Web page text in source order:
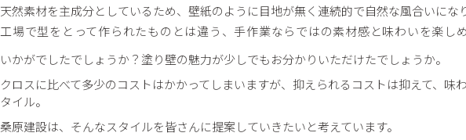
天然素材を主成分としているため、壁紙のように目地が無く連続的で自然な風合いにな
工場で型をとって作られたものとは違う、手作業ならではの素材感と味わいを楽し
いかがでしたでしょうか？塗り壁の魅力が少しでもお分かりいただけたでしょうか。
クロスに比べて多少のコストはかかってしまいますが、抑えられるコストは抑えて、味
タイル。
桑原建設は、そんなスタイルを皆さんに提案していきたいと考えています。